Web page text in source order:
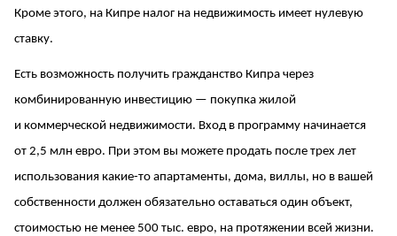
Кроме этого, на Кипре налог на недвижимость имеет нулевую
ставку.
Есть возможность получить гражданство Кипра через
комбинированную инвестицию — покупка жилой
и коммерческой недвижимости. Вход в программу начинается
от 2,5 млн евро. При этом вы можете продать после трех лет
использования какие-то апартаменты, дома, виллы, но в вашей
собственности должен обязательно оставаться один объект,
стоимостью не менее 500 тыс. евро, на протяжении всей жизни.